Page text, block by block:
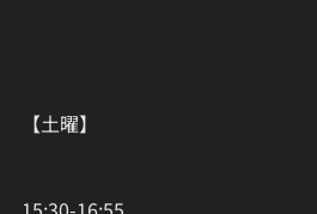
【土曜】